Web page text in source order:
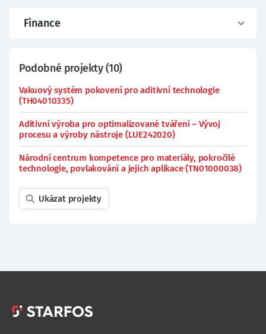
Finance
Podobné projekty(10)
Vakuový systém pokovení pro aditivní technologie
(TH04010335)
Aditivní výroba pro optimalizované tváření – Vývoj
procesu a výroby nástroje (LUE242020)
Národní centrum kompetence pro materiály, pokročilé
technologie, povlakování a jejich aplikace (TN01000038)
Ukázat projekty